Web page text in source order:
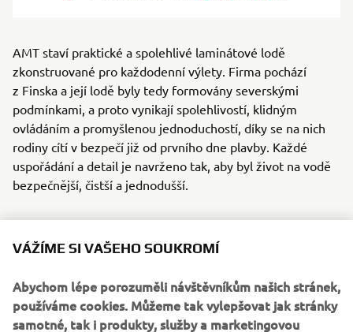
AMT staví praktické a spolehlivé laminátové lodě
zkonstruované pro každodenní výlety. Firma pochází
z Finska a její lodě byly tedy formovány severskými
podmínkami, a proto vynikají spolehlivostí, klidným
ovládáním a promyšlenou jednoduchostí, díky se na nich
rodiny cítí v bezpečí již od prvního dne plavby. Každé
uspořádání a detail je navrženo tak, aby byl život na vodě
bezpečnější, čistší a jednodušší.
s příďovou kajutou a středovou konzolou, které jsou
a které ocení všichni, kdo lodě využívají k rekreaci,
dojíždění či víkendovým dobrodružstvím. Důraz je kladen
především na efektivní výkon, dobrou schopnost plavby po
VÁŽÍME SI VAŠEHO SOUKROMÍ
Abychom lépe porozuměli návštěvníkům našich stránek,
používáme cookies. Můžeme tak vylepšovat jak stránky
samotné, tak i produkty, služby a marketingovou